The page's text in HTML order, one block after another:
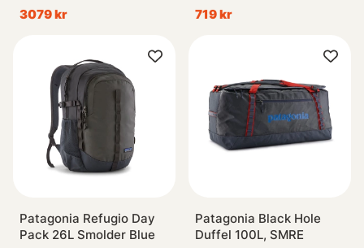
3079 kr
719 kr
Patagonia Refugio Day
Pack 26L Smolder Blue
Patagonia Black Hole
Duffel 100L, SMRE